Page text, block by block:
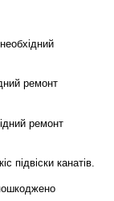
ремонт
ремонт
підвіски канатів.